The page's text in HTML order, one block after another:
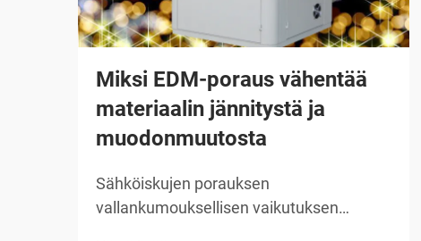
Miksi EDM-poraus vähentää
materiaalin jännitystä ja
muodonmuutosta
Sähköiskujen porauksen
vallankumouksellisen vaikutuksen